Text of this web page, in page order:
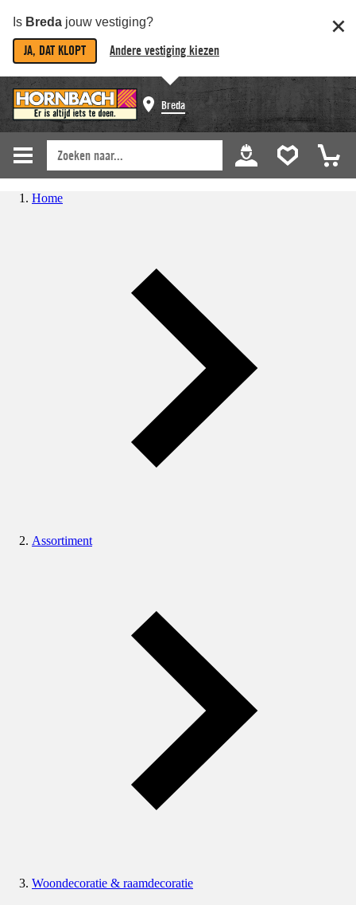
Is Breda jouw vestiging?
JA, DAT KLOPT Andere vestiging kiezen
Breda
Home
Assortiment
Woondecoratie & raamdecoratie